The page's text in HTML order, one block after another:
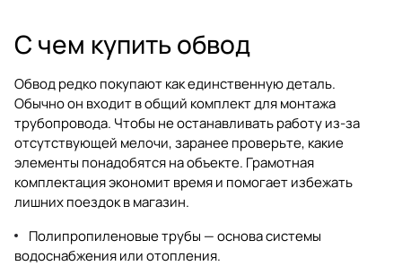
С чем купить обвод
Обвод редко покупают как единственную деталь.
Обычно он входит в общий комплект для монтажа
трубопровода. Чтобы не останавливать работу из-за
отсутствующей мелочи, заранее проверьте, какие
элементы понадобятся на объекте. Грамотная
комплектация экономит время и помогает избежать
лишних поездок в магазин.
Полипропиленовые трубы — основа системы
водоснабжения или отопления.